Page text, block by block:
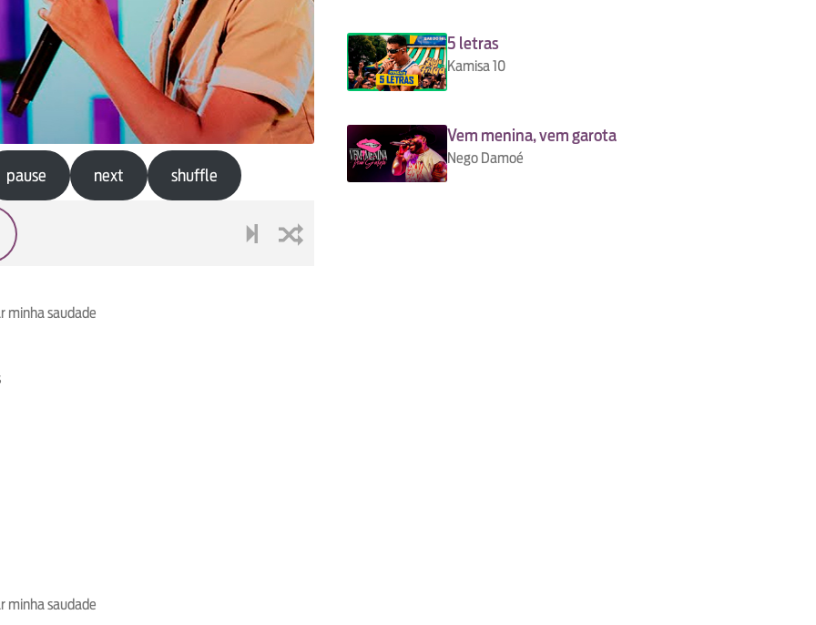
pause next shuffle
minha saudade
minha saudade
5 letras
Kamisa 10
Vem menina, vem garota
Nego Damoé